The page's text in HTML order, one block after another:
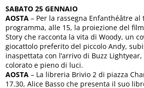
SABATO 25 GENNAIO
AOSTA – Per la rassegna Enfanthéâtre al
programma, alle 15, la proiezione del
Story che racconta la vita di Woody, un
giocattolo preferito del piccolo Andy,
inaspettata con l’arrivo di Buzz
colorato e pieno di luci.
AOSTA – La libreria Brivio 2 di piazza
17.30, Alice Basso che presenta il suo